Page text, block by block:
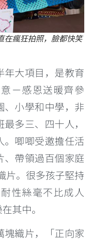
在瘋狂拍照，臉都快笑
年大項目，是教育
－感恩送暖齊參
、小學和中學，非
多三、四十人，
。唧唧受邀擔任活
、帶領過百個家庭
片。很多孩子堅持
性絲毫不比成人
其中。
塊織片，「正向家